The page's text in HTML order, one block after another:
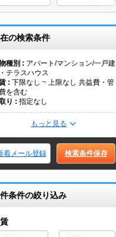
の検索条件
種別
アパート/マンション/一戸建
テラスハウス
下限なし ~ 上限なし 共益費・管
を含む
り
指定なし
もっと見る
着メール登録 検索条件保存
条件の絞り込み